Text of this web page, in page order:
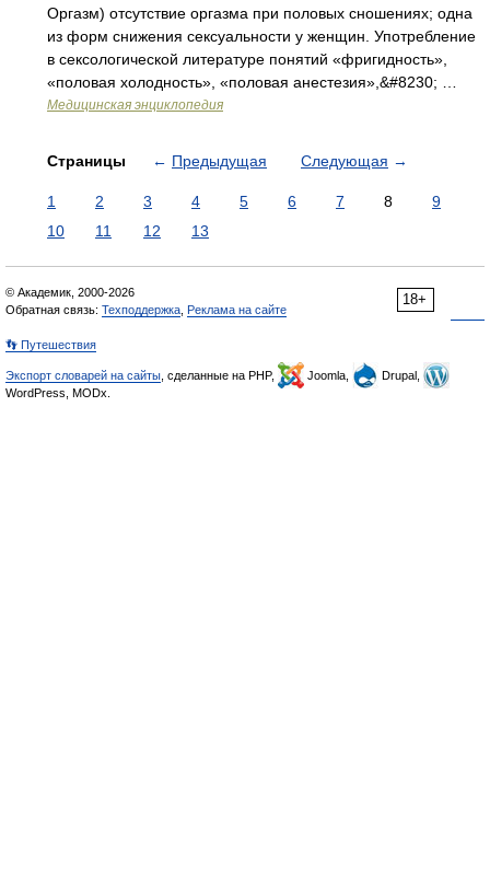
Оргазм) отсутствие оргазма при половых сношениях; одна
из форм снижения сексуальности у женщин. Употребление
в сексологической литературе понятий «фригидность»,
«половая холодность», «половая анестезия»,&#8230; …
Медицинская энциклопедия
Страницы ← Предыдущая Следующая →
1 2 3 4 5 6 7 8
9
10
11 12 13
18+
© Академик, 2000-2026
Обратная связь: Техподдержка Реклама на сайте
👣 Путешествия
Экспорт словарей на сайты , сделанные на PHP, Joomla,
Drupal,
WordPress, MODx.